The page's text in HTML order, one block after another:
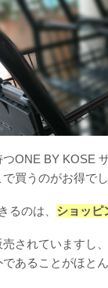
ONE BY KOSE
買うのがお得でし
るのは、 ショッピ
されていますし
あることがほとん